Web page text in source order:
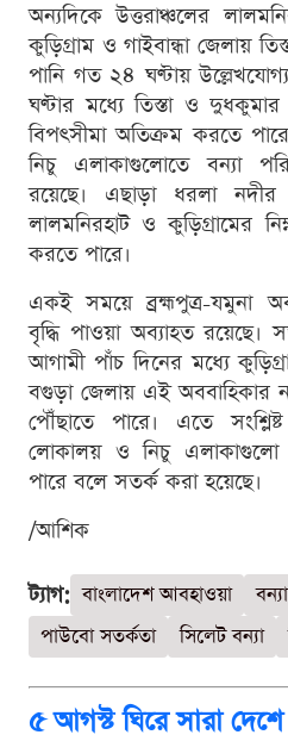
অন্যদিকে উত্তরাঞ্চলের
কুড়িগ্রাম ও গাইবান্ধা জেলায়
পানি গত ২৪ ঘণ্টায়
ঘণ্টার মধ্যে তিস্তা ও দুধকুমার
বিপৎসীমা অতিক্রম করতে
নিচু এলাকাগুলোতে বন্যা
রয়েছে। এছাড়া ধরলা
লালমনিরহাট ও কুড়িগ্রামের
করতে পারে।
একই সময়ে ব্রহ্মপুত্র-যমুনা
বৃদ্ধি পাওয়া অব্যাহত রয়েছে।
আগামী পাঁচ দিনের মধ্যে
বগুড়া জেলায় এই অববাহিকার
পৌঁছাতে পারে। এতে
লোকালয় ও নিচু এলাকাগুলো
পারে বলে সতর্ক করা হয়েছে।
/আশিক
ট্যাগ: বাংলাদেশ আবহাওয়া
পাউবো সতর্কতা
সিলেট বন্যা
৫ আগস্ট ঘিরে সারা